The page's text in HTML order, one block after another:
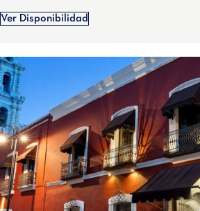
Ver Disponibilidad